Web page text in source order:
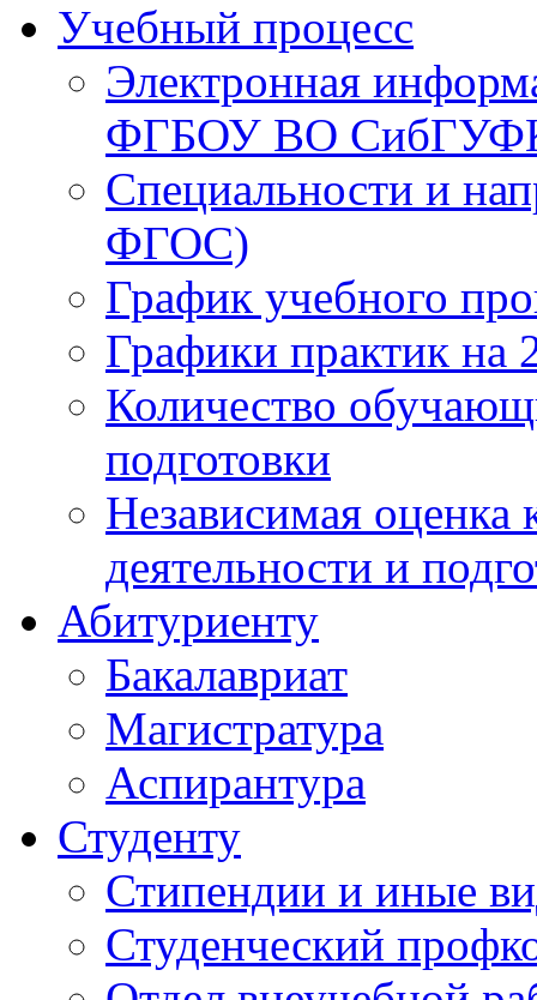
Учебный процесс
Электронная
ФГБОУ ВО
Специальности и
ФГОС)
График учебного
Графики практик на
Количество
подготовки
Независимая оценка
деятельности и
Абитуриенту
Бакалавриат
Магистратура
Аспирантура
Студенту
Стипендии и иные
Студенческий